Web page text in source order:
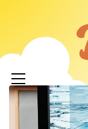
ン
へ
メ
ニ
ュ